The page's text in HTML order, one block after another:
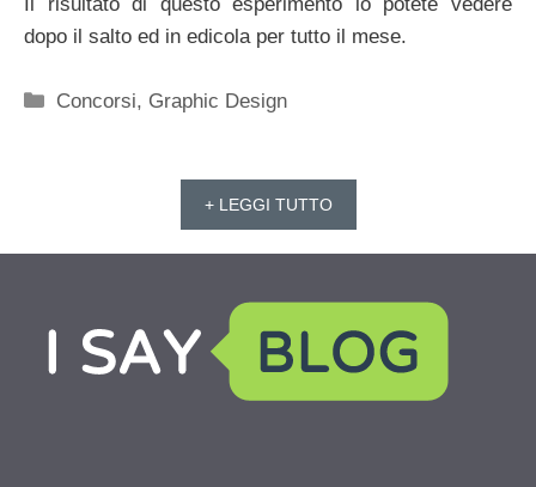
dopo il salto ed in edicola per tutto il mese.
Categorie
Concorsi, Graphic Design
+ LEGGI TUTTO